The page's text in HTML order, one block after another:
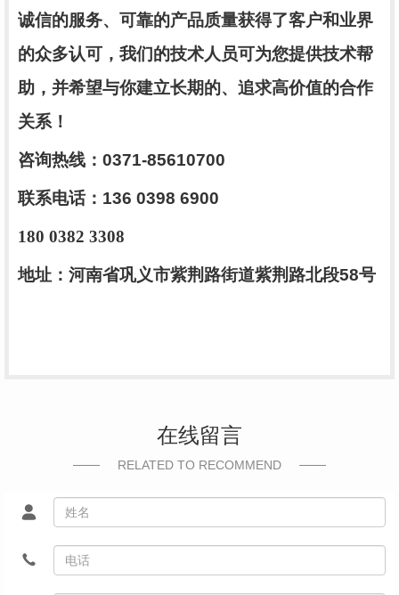
诚信的服务、可靠的产品质量获得了客户和业界
的众多认可， 我们的技术人员可为您提供技术帮
助，并希望与你建立长期的、追求高价值的合作
关系！
咨询热线： 0371-85610700
联系电话： 136 0398 6900
180 0382 3308
地址：河南省巩义市紫荆路街道紫荆路北段58号
在线留言
RELATED TO RECOMMEND